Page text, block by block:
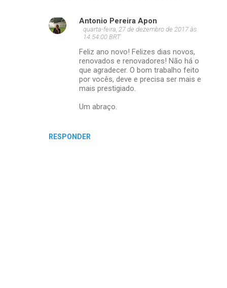
RESPONDER
Antonio Pereira Apon
quarta-feira, 27 de dezembro de 2017 às
14:54:00 BRT
Feliz ano novo! Felizes dias novos,
renovados e renovadores! Não há o
que agradecer. O bom trabalho feito
por vocês, deve e precisa ser mais e
mais prestigiado.
Um abraço.